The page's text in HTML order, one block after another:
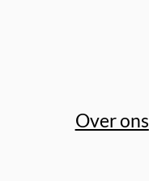
Over ons